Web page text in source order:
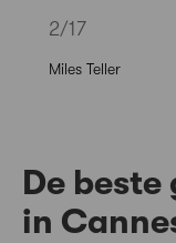
2/17
Miles Teller
De beste
in